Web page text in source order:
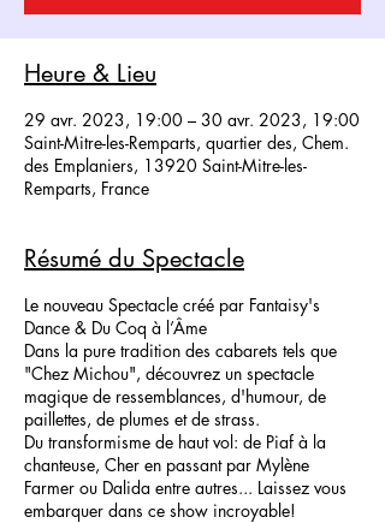
Heure & Lieu
29 avr. 2023, 19:00 – 30 avr. 2023, 19:00
Saint-Mitre-les-Remparts, quartier des, Chem.
des Emplaniers, 13920 Saint-Mitre-les-
Remparts, France
Résumé du Spectacle
Le nouveau Spectacle créé par Fantaisy's
Dance & Du Coq à l’Âme
Dans la pure tradition des cabarets tels que
"Chez Michou", découvrez un spectacle
magique de ressemblances, d'humour, de
paillettes, de plumes et de strass.
Du transformisme de haut vol: de Piaf à la
chanteuse, Cher en passant par Mylène
Farmer ou Dalida entre autres... Laissez vous
embarquer dans ce show incroyable!